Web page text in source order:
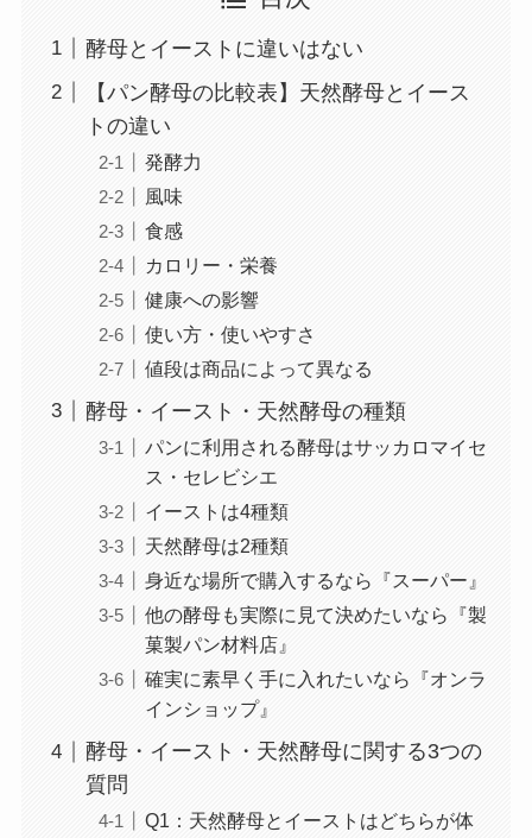
酵母とイーストに違いはない
【パン酵母の比較表】天然酵母とイース
トの違い
発酵力
風味
食感
カロリー・栄養
健康への影響
使い方・使いやすさ
値段は商品によって異なる
酵母・イースト・天然酵母の種類
パンに利用される酵母はサッカロマイセ
ス・セレビシエ
イーストは4種類
天然酵母は2種類
身近な場所で購入するなら『スーパー』
他の酵母も実際に見て決めたいなら『製
菓製パン材料店』
確実に素早く手に入れたいなら『オンラ
インショップ』
酵母・イースト・天然酵母に関する3つの
質問
Q1：天然酵母とイーストはどちらが体